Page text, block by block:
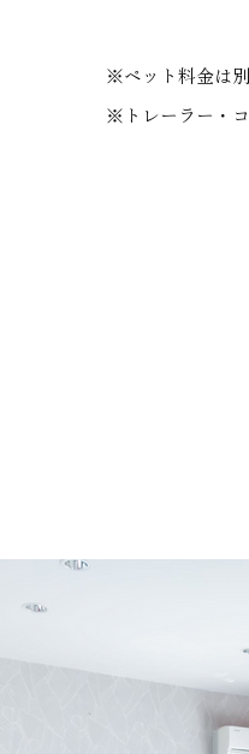
※ペット料金は別
​※トレーラー・